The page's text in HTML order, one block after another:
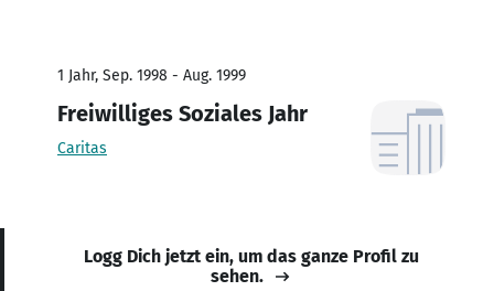
1 Jahr, Sep. 1998 - Aug. 1999
Freiwilliges Soziales Jahr
Caritas
Logg Dich jetzt ein, um das ganze Profil zu
sehen.